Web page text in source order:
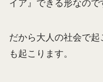
イア』できる形なので
だから大人の社会で
も起こります。